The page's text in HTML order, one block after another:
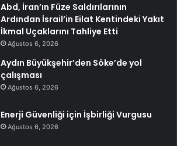
Abd, İran’ın Füze Saldırılarının
Ardından İsrail’in Eilat Kentindeki Yakıt
İkmal Uçaklarını Tahliye Etti
Ağustos 6, 2026
Aydın Büyükşehir’den Söke’de yol
çalışması
Ağustos 6, 2026
Enerji Güvenliği için İşbirliği Vurgusu
Ağustos 6, 2026